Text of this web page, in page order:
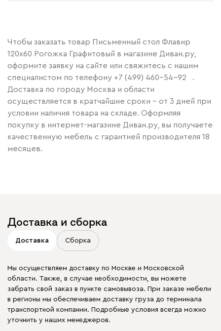
Чтобы заказать товар Письменный стол Флавир
120x60 Рогожка Графитовый в магазине Диван.ру,
оформите заявку на сайте или свяжитесь с нашим
специалистом по телефону +7 (499) 460-54-92
.
Доставка по городу Москва и области
осуществляется в кратчайшие сроки – от 3 дней при
условии наличия товара на складе. Оформляя
покупку в интернет-магазине Диван.ру, вы получаете
качественную мебель с гарантией производителя 18
месяцев.
Доставка и сборка
Доставка Сборка
Мы осуществляем доставку по Москве и Московской
области. Также, в случае необходимости, вы можете
забрать свой заказ в пункте самовывоза. При заказе мебели
в регионы мы обеспечиваем доставку груза до терминала
транспортной компании. Подробные условия всегда можно
уточнить у наших менеджеров.